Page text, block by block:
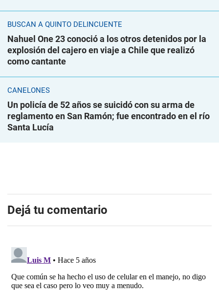
BUSCAN A QUINTO DELINCUENTE
Nahuel One 23 conoció a los otros detenidos por la
explosión del cajero en viaje a Chile que realizó
como cantante
CANELONES
Un policía de 52 años se suicidó con su arma de
reglamento en San Ramón; fue encontrado en el río
Santa Lucía
Dejá tu comentario